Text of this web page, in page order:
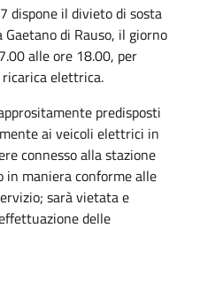
dispone il divieto di sosta
di Rauso, il giorno
alle ore 18.00, per
elettrica.
predisposti
ai veicoli elettrici in
connesso alla stazione
in maniera conforme alle
sarà vietata e
delle